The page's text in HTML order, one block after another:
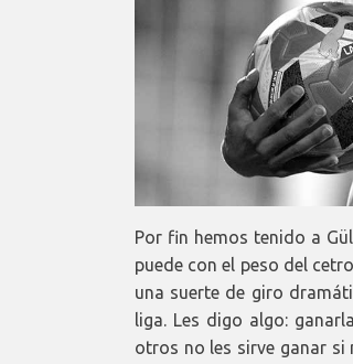
Por fin hemos tenido a
puede con el peso del
una suerte de giro
liga. Les digo algo:
otros no les sirve ganar si